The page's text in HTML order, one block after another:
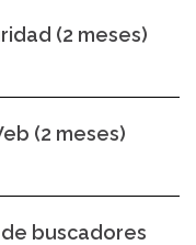
(2 meses)
(2 meses)
buscadores